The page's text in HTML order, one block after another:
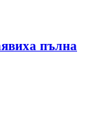
пълна